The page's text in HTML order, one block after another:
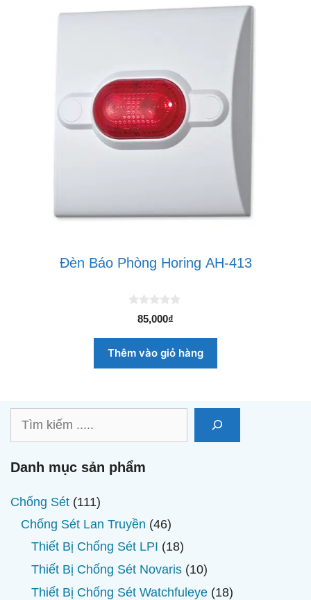
Đèn Báo Phòng Horing AH-413
à
85,000₫
Thêm vào giỏ hàng
Tìm
Danh mục sản phẩm
Chống Sét 111111
sản
phẩm
Chống Sét Lan Truyền 4646
sản
phẩm
Thiết Bị Chống Sét LPI 1818
sản
phẩm
Thiết Bị Chống Sét Novaris 1010
sản
Thiết Bị Chống Sét Watchfuleye 1818